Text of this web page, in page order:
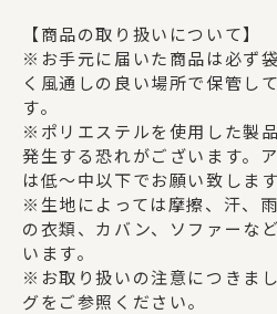
【商品の取り扱いについて】
※お手元に届いた商品は必ず
く風通しの良い場所で保管し
す。
※ポリエステルを使用した製
発生する恐れがございます。
は低～中以下でお願い致します
※生地によっては摩擦、汗、
の衣類、カバン、ソファーな
います。
※お取り扱いの注意につきま
グをご参照ください。